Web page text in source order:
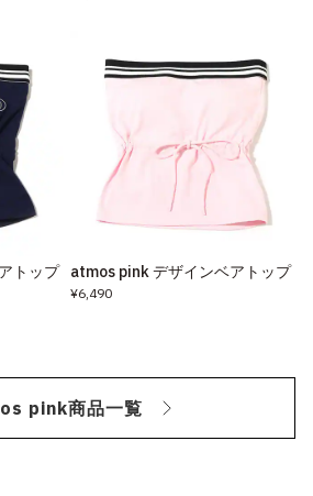
トップ atmos pink デザインベアトップ
¥6,490
pink商品一覧